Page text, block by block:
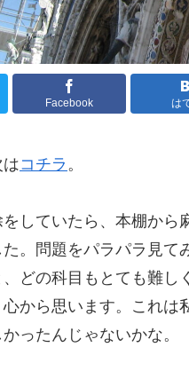
Facebook は
コチラ 。
していたら、本棚か
。問題をパラパラ見て
どの科目もとても難
から思います。これ
ったんじゃないかな。